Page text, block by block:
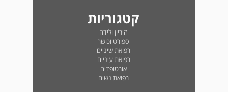
קטגוריות
היריון ולידה
ספורט וכושר
רפואת שיניים
רפואת עיניים
אורטופדיה
רפואת נשים